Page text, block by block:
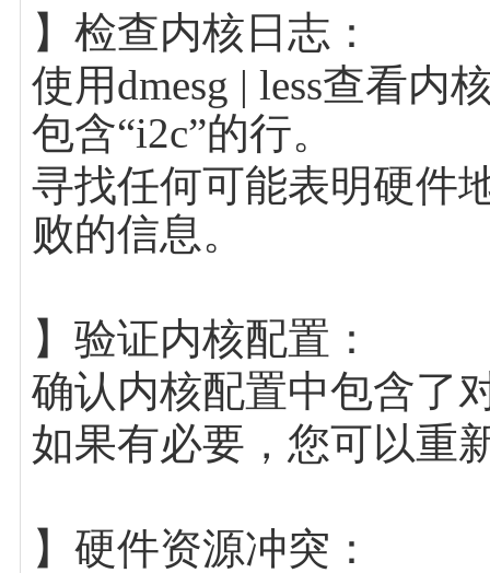
】检查内核日志：
使用dmesg | less查看内
包含“i2c”的行。
寻找任何可能表明硬件
败的信息。
】验证内核配置：
确认内核配置中包含了
如果有必要，您可以重
】硬件资源冲突：